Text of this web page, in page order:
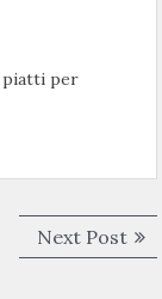
piatti per
Next PostNext
post: